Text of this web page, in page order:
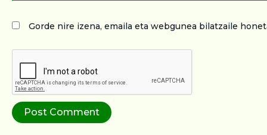
Gorde nire izena, emaila eta webgunea bilatzaile